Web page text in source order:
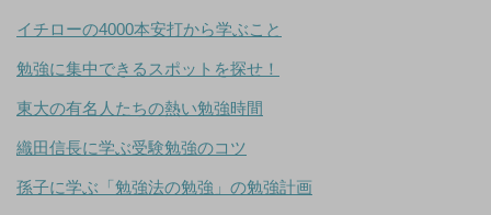
イチローの4000本安打から学ぶこと
勉強に集中できるスポットを探せ！
東大の有名人たちの熱い勉強時間
織田信長に学ぶ受験勉強のコツ
孫子に学ぶ「勉強法の勉強」の勉強計画